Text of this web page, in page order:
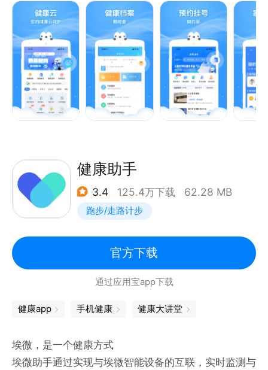
【健康档案随时查】
轻松查阅公立医疗机构的诊疗信息和个人体征指标。
【预约挂号如约至】
选医院、选科室、选专家，提前预约全市海量号源。
【预约接种不用等】
接种当天至现场快速取号，尊享健康云专属绿色通道。
【亲情账户亲人管】
【体征指标智能测】
找到最近的测量点可自主测量12项体征指标，测量数
据实时上传至健康云平台，个人及其家庭医生可在App
上查看并管理。
获得专业定制的慢病管理方案，医生在线提供异常干
预、随访提醒、健康建议等服务。
【家庭医生掌上签】
有问题在线咨询家庭医生，获得更专业的健康指导。
根据症状推荐匹配的医疗机构和科室，实现精准分诊；
根据问题和描述，给出相关疾病信息，指导就医方向。
健康助手
3.4 125.4万下载 62.28 MB
跑步/走路计步
官方下载
通过应用宝app下载
健康app 手机健康 健康大讲堂
埃微，是一个健康方式
埃微助手通过实现与埃微智能设备的互联，实时监测与